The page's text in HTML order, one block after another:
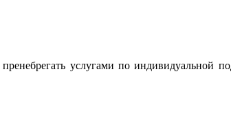
услугами по индивидуальной